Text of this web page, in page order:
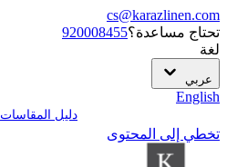
cs@karazlinen.com
تحتاج مساعدة؟920008455
لغة
عربي
English
دليل المقاسات
تخطي إلى المحتوى